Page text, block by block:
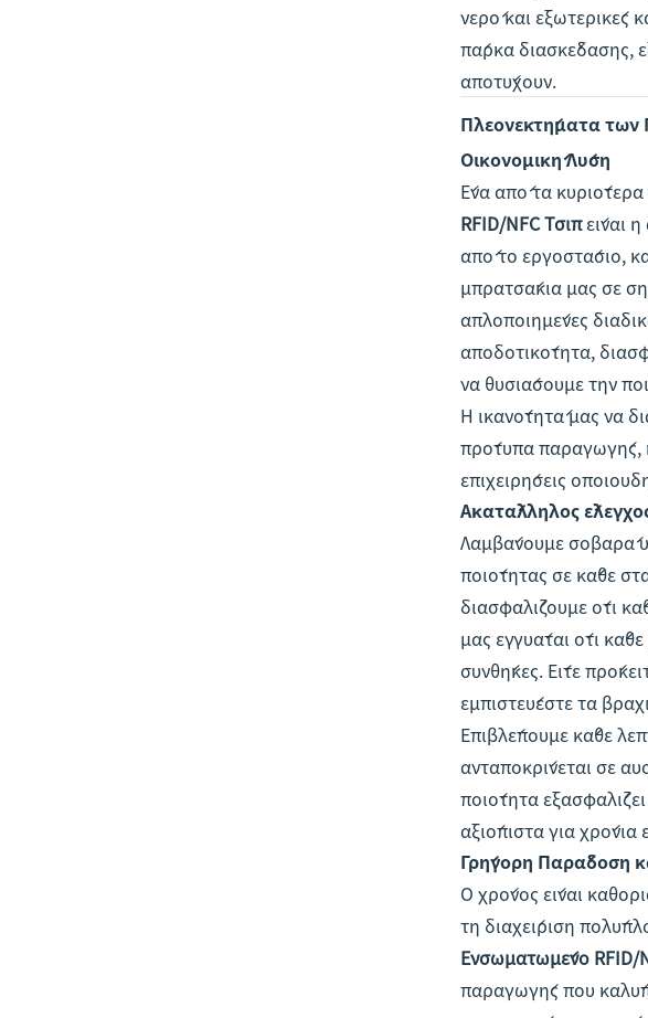
νερό και εξωτερικές
πάρκα διασκέδασης,
αποτύχουν.
Πλεονεκτήματα των
Οικονομική Λύση
Ένα από τα
RFID/NFC Τσιπείναι
από το εργοστάσιο,
μπρατσάκια μας σε
απλοποιημένες
αποδοτικότητα,
να θυσιάσουμε την
Η ικανότητά μας να
πρότυπα παραγωγής,
επιχειρήσεις
Ακατάλληλος
Λαμβάνουμε σοβαρά
ποιότητας σε κάθε
διασφαλίζουμε ότι
μας εγγυάται ότι
συνθήκες. Είτε
εμπιστεύεστε τα
Επιβλέπουμε κάθε
ανταποκρίνεται σε
ποιότητα
αξιόπιστα για χρόνια
Γρήγορη Παράδοση
Ο χρόνος είναι
τη διαχείριση
Ενσωματωμένο RFID/
παραγωγής που